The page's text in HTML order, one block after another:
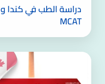
دراسة الطب في كندا
MCAT